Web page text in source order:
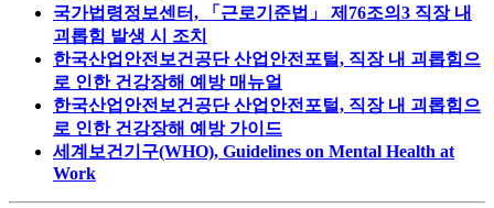
국가법령정보센터, 「근로기준법」 제76조의3 직장 내
괴롭힘 발생 시 조치
한국산업안전보건공단 산업안전포털, 직장 내 괴롭힘으
로 인한 건강장해 예방 매뉴얼
한국산업안전보건공단 산업안전포털, 직장 내 괴롭힘으
로 인한 건강장해 예방 가이드
세계보건기구(WHO), Guidelines on Mental Health at
Work